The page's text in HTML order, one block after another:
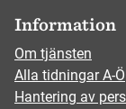
Information
Om tjänsten
Alla tidningar A-Ö
Hantering av